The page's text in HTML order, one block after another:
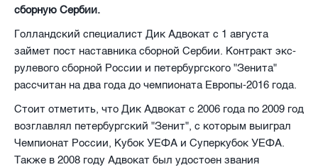
сборную Сербии.
Голландский специалист Дик Адвокат с 1 августа
займет пост наставника сборной Сербии. Контракт экс-
рулевого сборной России и петербургского "Зенита"
рассчитан на два года до чемпионата Европы-2016 года.
Стоит отметить, что Дик Адвокат с 2006 года по 2009 год
возглавлял петербургский "Зенит", с которым выиграл
Чемпионат России, Кубок УЕФА и Суперкубок УЕФА.
Также в 2008 году Адвокат был удостоен звания